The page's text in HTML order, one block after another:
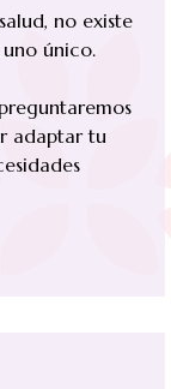
no existe
único.
adaptar tu